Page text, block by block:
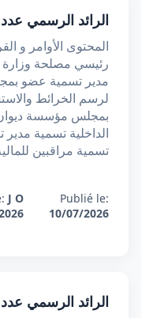
الرائد الرسمي عدد 69 بتاريخ 10 جويلية 2026
المحتوى الأوامر و
رئيسي مصلحة وزارة
مدير تسمية عضو
لرسم الخرائط
بمجلس مؤسسة
الداخلية تسمية مدير
تسمية مراقبين
Publié le:
10/07/2026
J O
الرائد الرسمي عدد 68 بتاريخ 07 جويلية 2026